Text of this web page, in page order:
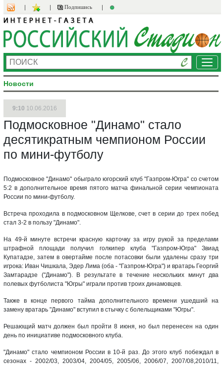
Подпишись
Новости
9:10 10.06.2016
Подмосковное "Динамо" стало
десятикратным чемпионом России
по мини-футболу
Подмосковное "Динамо" обыграло югорский клуб "Газпром-Югра" со счетом
5:2 в дополнительное время пятого матча финальной серии чемпионата
России по мини-футболу.
Встреча проходила в подмосковном Щелкове, счет в серии до трех побед
стал 3-2 в пользу "Динамо".
На 49-й минуте встречи красную карточку за игру рукой за пределами
штрафной площади получил голкипер клуба "Газпром-Югра" Звиад
Купатадзе, затем в овертайме после потасовки были удалены сразу три
игрока: Иван Чишкала, Эдер Лима (оба - "Газпром-Югра") и вратарь Георгий
Замтарадзе ("Динамо"). В результате в течение нескольких минут два
полевых футболиста "Югры" играли против троих динамовцев.
Также в конце первого тайма дополнительного времени ушедший на
замену вратарь "Динамо" вступил в стычку с болельщиками "Югры".
Решающий матч должен был пройти 8 июня, но был перенесен на один
день по инициативе подмосковного клуба.
"Динамо" стало чемпионом России в 10-й раз. До этого клуб побеждал в
сезонах - 2002/03, 2003/04, 2004/05, 2005/06, 2006/07, 2007/08,2010/11,